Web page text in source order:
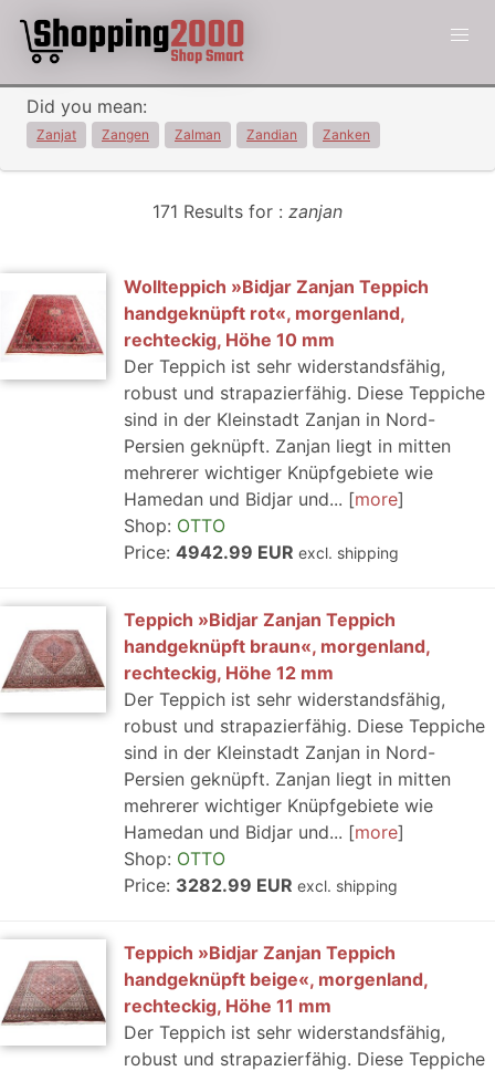
Did you mean:
Zanjat Zangen Zalman Zandian Zanken
171 Results for : zanjan
Wollteppich »Bidjar Zanjan Teppich
handgeknüpft rot«, morgenland,
rechteckig, Höhe 10 mm
Der Teppich ist sehr widerstandsfähig,
robust und strapazierfähig. Diese Teppiche
sind in der Kleinstadt Zanjan in Nord-
Persien geknüpft. Zanjan liegt in mitten
mehrerer wichtiger Knüpfgebiete wie
Hamedan und Bidjar und...
more
Shop: OTTO
Price: 4942.99 EUR excl. shipping
Teppich »Bidjar Zanjan Teppich
handgeknüpft braun«, morgenland,
rechteckig, Höhe 12 mm
Der Teppich ist sehr widerstandsfähig,
robust und strapazierfähig. Diese Teppiche
sind in der Kleinstadt Zanjan in Nord-
Persien geknüpft. Zanjan liegt in mitten
mehrerer wichtiger Knüpfgebiete wie
Hamedan und Bidjar und...
more
Shop: OTTO
Price: 3282.99 EUR excl. shipping
Teppich »Bidjar Zanjan Teppich
handgeknüpft beige«, morgenland,
rechteckig, Höhe 11 mm
Der Teppich ist sehr widerstandsfähig,
robust und strapazierfähig. Diese Teppiche